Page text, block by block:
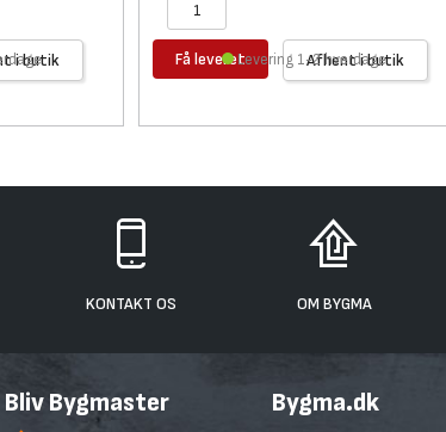
i butik Få leveret Afhent i butik
Levering 1-2 hverdage
KONTAKT OS OM BYGMA
Bliv Bygmaster Bygma.dk